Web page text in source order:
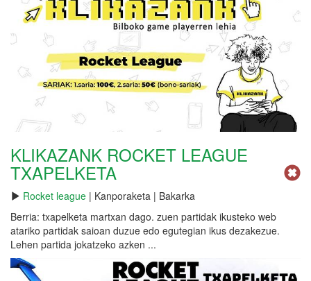
KLIKAZANK ROCKET LEAGUE
TXAPELKETA
Rocket league | Kanporaketa | Bakarka
Berria: txapelketa martxan dago. zuen partidak ikusteko web
atariko partidak saioan duzue edo egutegian ikus dezakezue.
Lehen partida jokatzeko azken ...